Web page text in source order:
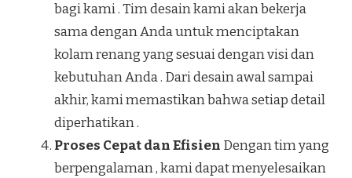
bagi kami . Tim desain kami akan bekerja
sama dengan Anda untuk menciptakan
kolam renang yang sesuai dengan visi dan
kebutuhan Anda . Dari desain awal sampai
akhir, kami memastikan bahwa setiap detail
diperhatikan .
Proses Cepat dan Efisien Dengan tim yang
berpengalaman , kami dapat menyelesaikan